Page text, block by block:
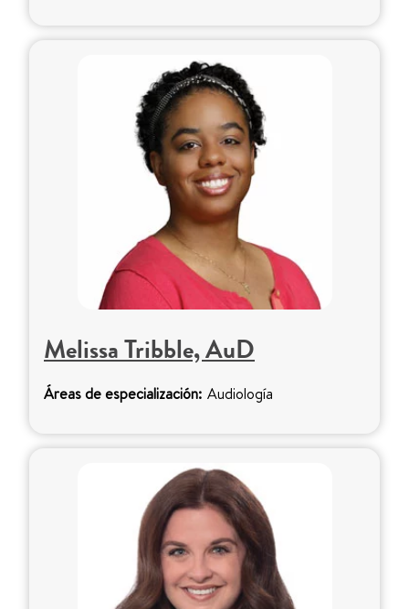
Melissa Tribble, AuD
Áreas de especialización: Audiología